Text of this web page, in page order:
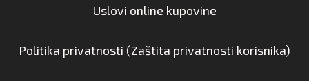
Uslovi online kupovine
Politika privatnosti (Zaštita privatnosti korisnika)